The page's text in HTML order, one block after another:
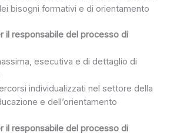
bisogni formativi e di orientamento
il responsabile del processo di
esecutiva e di dettaglio di
individualizzati nel settore della
e dell’orientamento
il responsabile del processo di